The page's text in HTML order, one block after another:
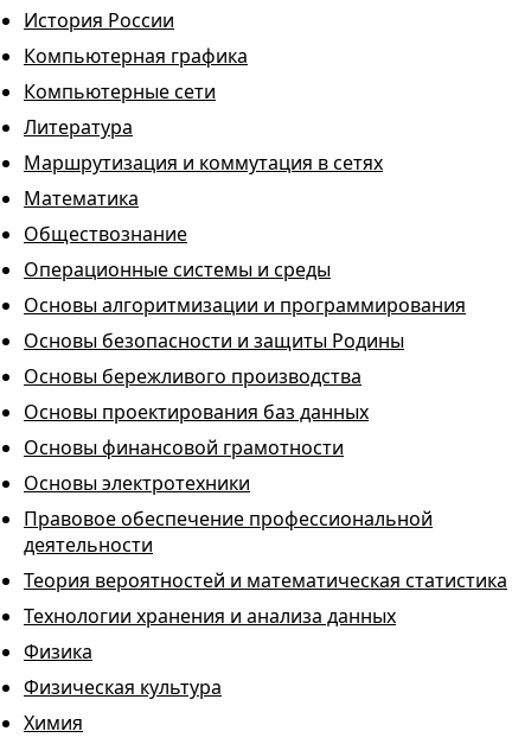
История России
Компьютерная графика
Компьютерные сети
Литература
Маршрутизация и коммутация в сетях
Математика
Обществознание
Операционные системы и среды
Основы алгоритмизации и программирования
Основы безопасности и защиты Родины
Основы бережливого производства
Основы проектирования баз данных
Основы финансовой грамотности
Основы электротехники
Правовое обеспечение профессиональной
деятельности
Теория вероятностей и математическая статистика
Технологии хранения и анализа данных
Физика
Физическая культура
Химия